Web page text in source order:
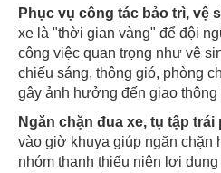
Phục vụ công tác bảo trì, vệ
xe là "thời gian vàng" để đội
công việc quan trọng như vệ
chiếu sáng, thông gió, phòng
gây ảnh hưởng đến giao thông
Ngăn chặn đua xe, tụ tập trái
vào giờ khuya giúp ngăn chặn
nhóm thanh thiếu niên lợi